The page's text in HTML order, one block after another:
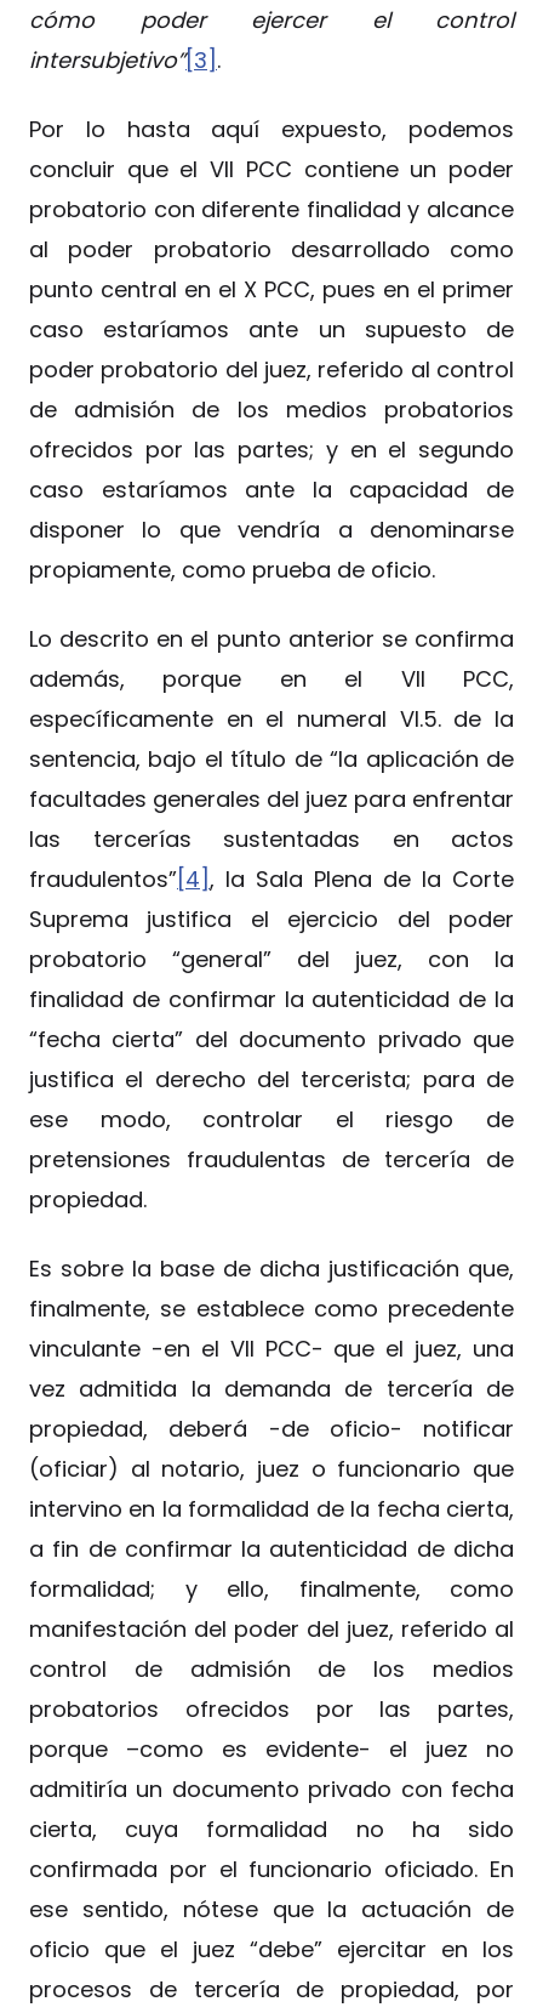
cómo poder ejercer el control
intersubjetivo”[3] .
Por lo hasta aquí expuesto, podemos
concluir que el VII PCC contiene un poder
probatorio con diferente finalidad y alcance
al poder probatorio desarrollado como
punto central en el X PCC, pues en el primer
caso estaríamos ante un supuesto de
poder probatorio del juez, referido al control
de admisión de los medios probatorios
ofrecidos por las partes; y en el segundo
caso estaríamos ante la capacidad de
disponer lo que vendría a denominarse
propiamente, como prueba de oficio.
Lo descrito en el punto anterior se confirma
además, porque en el VII PCC,
específicamente en el numeral VI.5. de la
sentencia, bajo el título de “la aplicación de
facultades generales del juez para enfrentar
las tercerías sustentadas en actos
fraudulentos”[4], la Sala Plena de la Corte
Suprema justifica el ejercicio del poder
probatorio “general” del juez, con la
finalidad de confirmar la autenticidad de la
“fecha cierta” del documento privado que
justifica el derecho del tercerista; para de
ese modo, controlar el riesgo de
pretensiones fraudulentas de tercería de
propiedad.
Es sobre la base de dicha justificación que,
finalmente, se establece como precedente
vinculante -en el VII PCC- que el juez, una
vez admitida la demanda de tercería de
propiedad, deberá -de oficio- notificar
(oficiar) al notario, juez o funcionario que
intervino en la formalidad de la fecha cierta,
a fin de confirmar la autenticidad de dicha
formalidad; y ello, finalmente, como
manifestación del poder del juez, referido al
control de admisión de los medios
probatorios ofrecidos por las partes,
porque –como es evidente- el juez no
admitiría un documento privado con fecha
cierta, cuya formalidad no ha sido
confirmada por el funcionario oficiado. En
ese sentido, nótese que la actuación de
oficio que el juez “debe” ejercitar en los
procesos de tercería de propiedad, por